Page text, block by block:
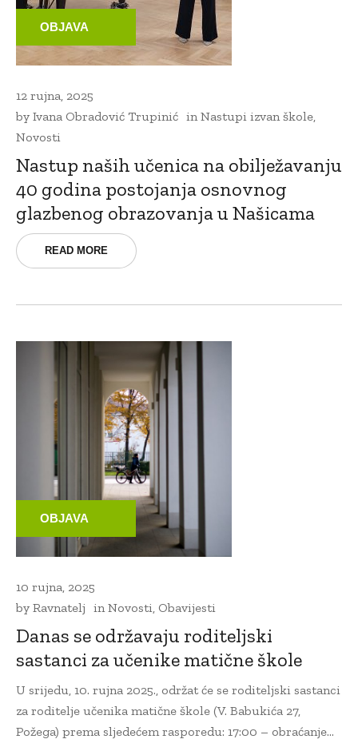
OBJAVA
12 rujna, 2025
by Ivana Obradović Trupinić in Nastupi izvan škole
Novosti
Nastup naših učenica na obilježavanju
40 godina postojanja osnovnog
glazbenog obrazovanja u Našicama
READ MORE
OBJAVA
10 rujna, 2025
by Ravnatelj in Novosti Obavijesti
Danas se održavaju roditeljski
sastanci za učenike matične škole
U srijedu, 10. rujna 2025., održat će se roditeljski sastanci
za roditelje učenika matične škole (V. Babukića 27,
Požega) prema sljedećem rasporedu: 17:00 – obraćanje...